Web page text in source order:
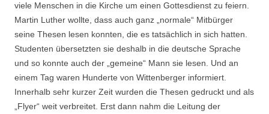
viele Menschen in die Kirche um einen Gottesdienst zu feiern.
Martin Luther wollte, dass auch ganz „normale“ Mitbürger
seine Thesen lesen konnten, die es tatsächlich in sich hatten.
Studenten übersetzten sie deshalb in die deutsche Sprache
und so konnte auch der „gemeine“ Mann sie lesen. Und an
einem Tag waren Hunderte von Wittenberger informiert.
Innerhalb sehr kurzer Zeit wurden die Thesen gedruckt und als
„Flyer“ weit verbreitet. Erst dann nahm die Leitung der